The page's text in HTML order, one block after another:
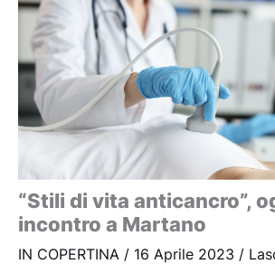
“Stili di vita anticancro”,
incontro a Martano
IN COPERTINA / 16 Aprile 2023 /